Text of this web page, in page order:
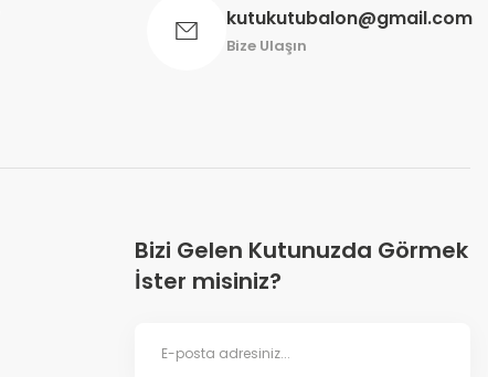
kutukutubalon@gmail.com
Bize Ulaşın
Bizi Gelen Kutunuzda Görmek
İster misiniz?